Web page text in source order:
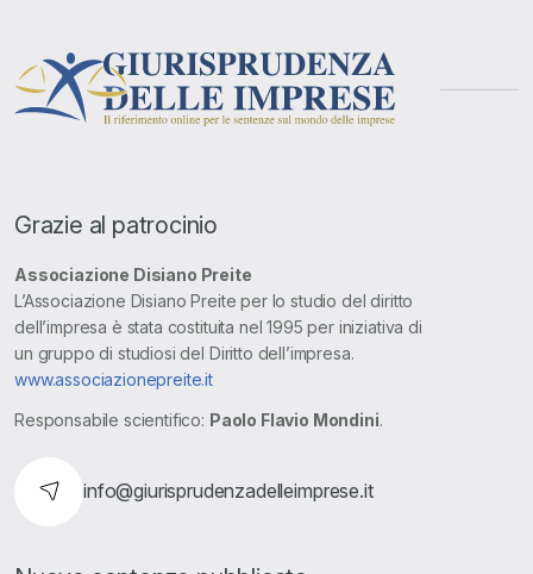
Grazie al patrocinio
Associazione Disiano Preite
L’Associazione Disiano Preite per lo studio del diritto
dell’impresa è stata costituita nel 1995 per iniziativa di
un gruppo di studiosi del Diritto dell’impresa.
www.associazionepreite.it
Responsabile scientifico: Paolo Flavio Mondini.
info@giurisprudenzadelleimprese.it